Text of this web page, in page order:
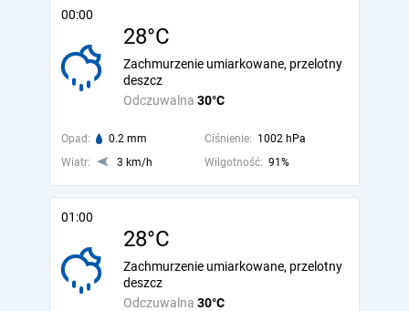
00:00
28°C
Odczuwalna 30°C
Zachmurzenie umiarkowane, przelotny
deszcz
Opad: 0.2 mm Ciśnienie: 1002 hPa
Wiatr:
3 km/h Wilgotność: 91%
01:00
28°C
Odczuwalna 30°C
Zachmurzenie umiarkowane, przelotny
deszcz